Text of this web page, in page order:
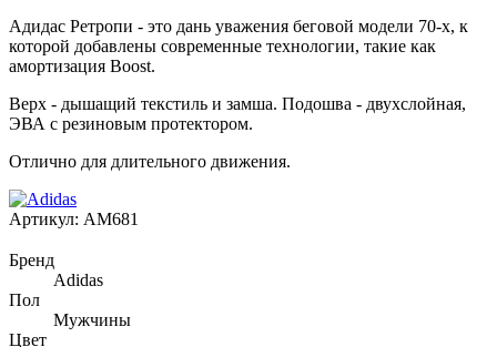
Адидас Ретропи - это дань уважения беговой модели 70-х, к
которой добавлены современные технологии, такие как
амортизация Boost.
Верх - дышащий текстиль и замша. Подошва - двухслойная,
ЭВА с резиновым протектором.
Отлично для длительного движения.
Артикул: AM681
Бренд
Adidas
Пол
Мужчины
Цвет